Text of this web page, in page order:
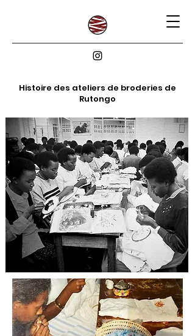
Histoire des ateliers de broderies de
Rutongo